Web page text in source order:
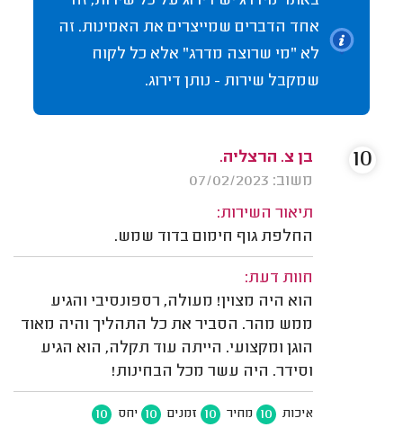
אחד הדברים שמייצרים את האמינות. זה
לא "מי שרוצה מדרג" אלא כל לקוח
שמקבל שירות - נותן דירוג.
בן צ. הרצליה.
משוב: 07/02/2023
תיאור השירות:
החלפת גוף חימום בדוד שמש.
חוות דעת:
הוא היה מצוין! מעולה, רספונסיבי והגיע
ממש מהר. הסביר את כל התהליך והיה מאוד
הוגן ומקצועי. הייתה עוד תקלה, הוא הגיע
וסידר. היה עשר מכל הבחינות!
איכות 10 מחיר 10 זמנים 10 יחס 10
10